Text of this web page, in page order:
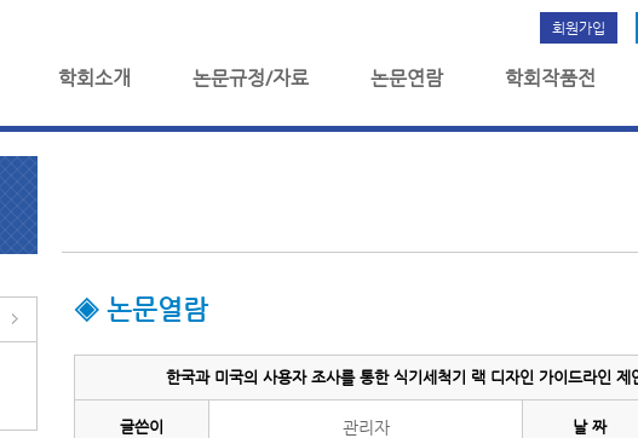
회원가입
학회소개 논문규정/자료 논문연람 학회작품전
◈ 논문열람
한국과 미국의 사용자 조사를 통한 식기세척기 랙 디자인 가이드라인
글쓴이 관리자 날 짜